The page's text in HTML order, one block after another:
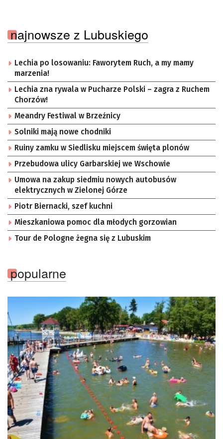
najnowsze z Lubuskiego
Lechia po losowaniu: Faworytem Ruch, a my mamy
marzenia!
Lechia zna rywala w Pucharze Polski – zagra z Ruchem
Chorzów!
Meandry Festiwal w Brzeźnicy
Solniki mają nowe chodniki
Ruiny zamku w Siedlisku miejscem święta plonów
Przebudowa ulicy Garbarskiej we Wschowie
Umowa na zakup siedmiu nowych autobusów
elektrycznych w Zielonej Górze
Piotr Biernacki, szef kuchni
Mieszkaniowa pomoc dla młodych gorzowian
Tour de Pologne żegna się z Lubuskim
popularne